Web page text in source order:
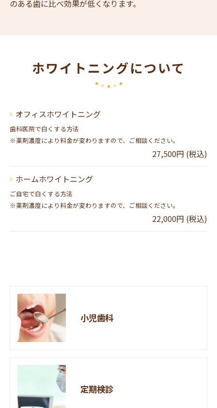
のある歯に比べ効果が低くなります。
ホワイトニングについて
オフィスホワイトニング
歯科医院で白くする方法
※薬剤濃度により料金が変わりますので、ご相談ください。
27,500円 (税込)
ホームホワイトニング
ご自宅で白くする方法
※薬剤濃度により料金が変わりますので、ご相談ください。
22,000円 (税込)
小児歯科
定期検診